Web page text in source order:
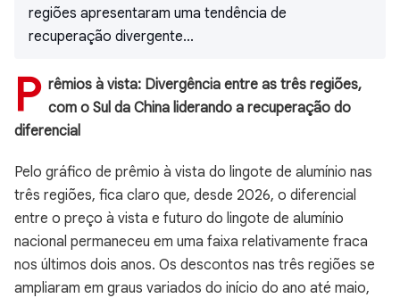
regiões apresentaram uma tendência de
recuperação divergente...
P rêmios à vista: Divergência entre as três regiões,
com o Sul da China liderando a recuperação do
diferencial
Pelo gráfico de prêmio à vista do lingote de alumínio nas
três regiões, fica claro que, desde 2026, o diferencial
entre o preço à vista e futuro do lingote de alumínio
nacional permaneceu em uma faixa relativamente fraca
nos últimos dois anos. Os descontos nas três regiões se
ampliaram em graus variados do início do ano até maio,